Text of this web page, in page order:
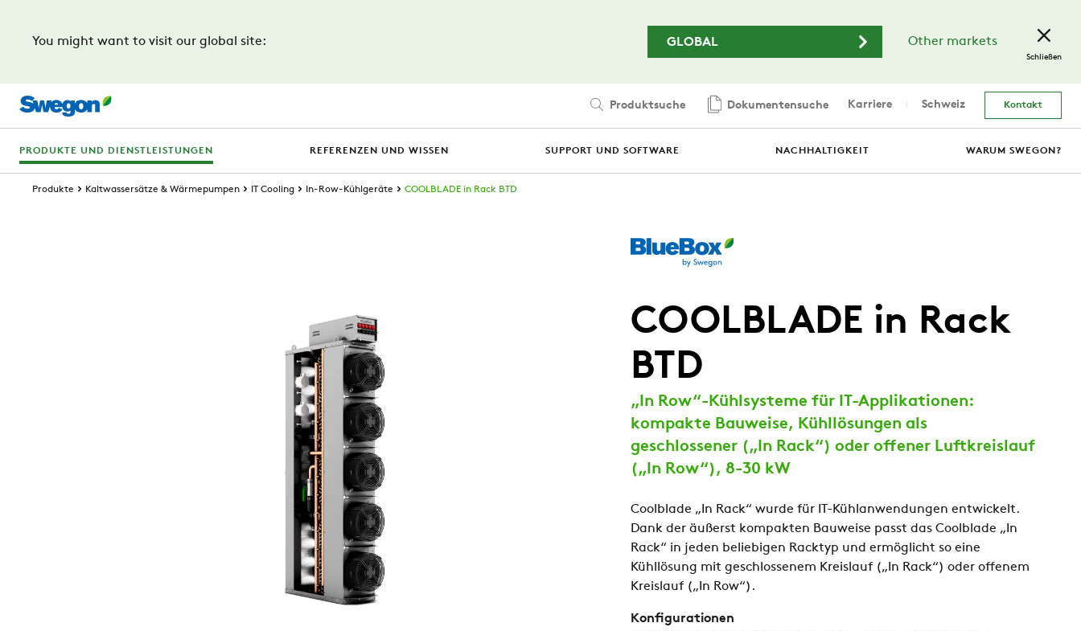
You might want to visit our global site:
GLOBAL Other markets
Schließen
Produktsuche Dokumentensuche Karriere Schweiz Kontakt
PRODUKTE UND DIENSTLEISTUNGEN REFERENZEN UND WISSEN SUPPORT UND SOFTWARE NACHHALTIGKEIT WARUM SWEGON?
Produkte Kaltwassersätze & Wärmepumpen IT Cooling In-Row-Kühlgeräte COOLBLADE in Rack BTD
COOLBLADE in Rack
BTD
„In Row“-Kühlsysteme für IT-Applikationen:
kompakte Bauweise, Kühllösungen als
geschlossener („In Rack“) oder offener Luftkreislauf
(„In Row“), 8-30 kW
Coolblade „In Rack“ wurde für IT-Kühlanwendungen entwickelt.
Dank der äußerst kompakten Bauweise passt das Coolblade „In
Rack“ in jeden beliebigen Racktyp und ermöglicht so eine
Kühllösung mit geschlossenem Kreislauf („In Rack“) oder offenem
Kreislauf („In Row“).
Konfigurationen